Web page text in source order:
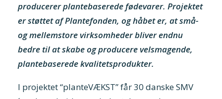
producerer plantebaserede fødevarer. Projektet
er støttet af Plantefonden, og håbet er, at små-
og mellemstore virksomheder bliver endnu
bedre til at skabe og producere velsmagende,
plantebaserede kvalitetsprodukter.
I projektet “planteVÆKST” får 30 danske SMV